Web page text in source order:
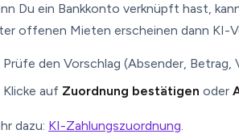
Du ein Bankkonto verknüpft hast,
offenen Mieten erscheinen dann KI-
Prüfe den Vorschlag (Absender,
Klicke auf Zuordnung bestätigen oder
dazu: KI-Zahlungszuordnung.